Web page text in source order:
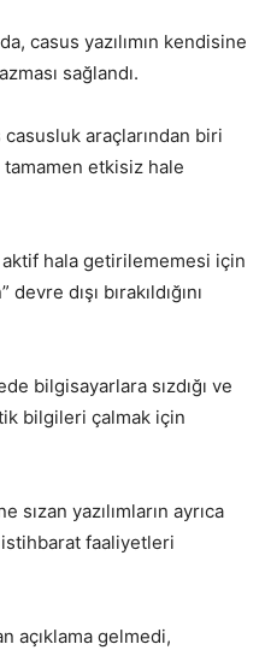
casus yazılımın kendisine
sağlandı.
casusluk araçlarından biri
tamamen etkisiz hale
aktif hala getirilememesi için
dışı bırakıldığını
bilgisayarlara sızdığı ve
bilgileri çalmak için
yazılımların ayrıca
faaliyetleri
açıklama gelmedi,